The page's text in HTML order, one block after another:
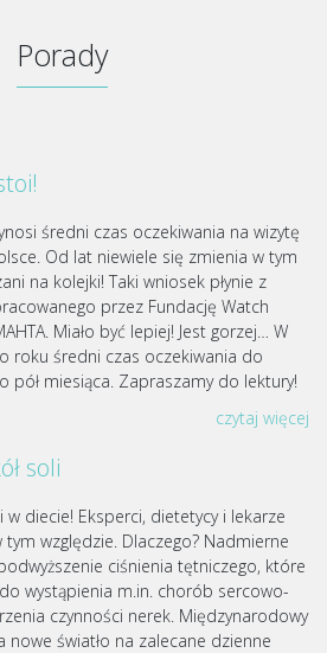
Porady
średni czas oczekiwania na wizytę
Od lat niewiele się zmienia w tym
na kolejki! Taki wniosek płynie z
przez Fundację Watch
Miało być lepiej! Jest gorzej… W
roku średni czas oczekiwania do
pół miesiąca. Zapraszamy do lektury!
czytaj więcej
soli
w diecie! Eksperci, dietetycy i lekarze
względzie. Dlaczego? Nadmierne
ciśnienia tętniczego, które
wystąpienia m.in. chorób sercowo-
czynności nerek. Międzynarodowy
nowe światło na zalecane dzienne